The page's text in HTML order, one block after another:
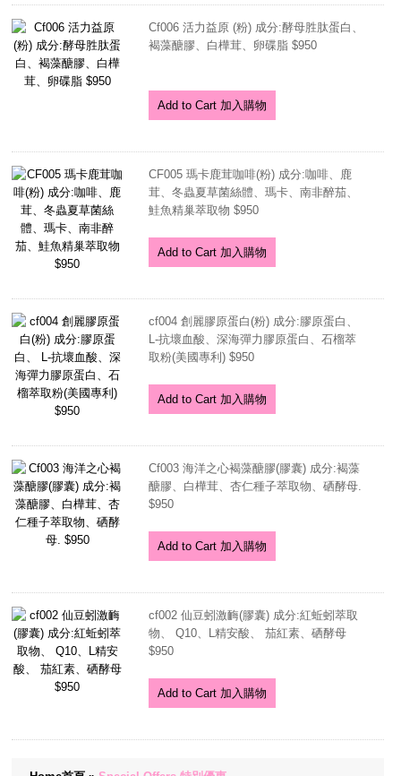
Cf006 活力益原 (粉) 成分:酵母胜肽蛋白、
褐藻醣膠、白樺茸、卵碟脂 $950
Add to Cart 加入購物
CF005 瑪卡鹿茸咖啡(粉) 成分:咖啡、鹿
茸、冬蟲夏草菌絲體、瑪卡、南非醉茄、
鮭魚精巢萃取物 $950
Add to Cart 加入購物
cf004 創麗膠原蛋白(粉) 成分:膠原蛋白、
L-抗壞血酸、深海彈力膠原蛋白、石榴萃
取粉(美國專利) $950
Add to Cart 加入購物
Cf003 海洋之心褐藻醣膠(膠囊) 成分:褐藻
醣膠、白樺茸、杏仁種子萃取物、硒酵母.
$950
Add to Cart 加入購物
cf002 仙豆蚓激䩈(膠囊) 成分:紅蚯蚓萃取
物、 Q10、L精安酸、 茄紅素、硒酵母
$950
Add to Cart 加入購物